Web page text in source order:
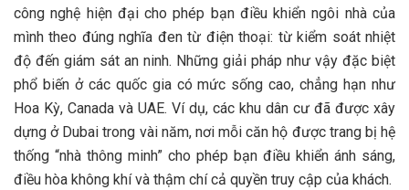
công nghệ hiện đại cho phép bạn điều khiển ngôi nhà của
mình theo đúng nghĩa đen từ điện thoại: từ kiểm soát nhiệt
độ đến giám sát an ninh. Những giải pháp như vậy đặc biệt
phổ biến ở các quốc gia có mức sống cao, chẳng hạn như
Hoa Kỳ, Canada và UAE. Ví dụ, các khu dân cư đã được xây
dựng ở Dubai trong vài năm, nơi mỗi căn hộ được trang bị hệ
thống “nhà thông minh” cho phép bạn điều khiển ánh sáng,
điều hòa không khí và thậm chí cả quyền truy cập của khách.